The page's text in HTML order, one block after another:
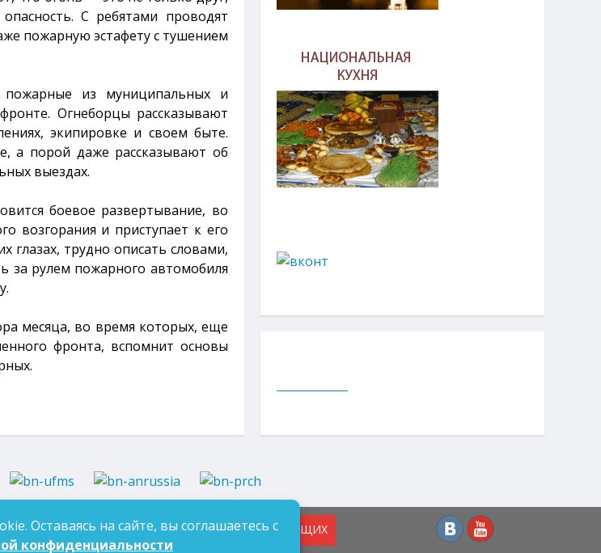
С ребятами проводят
пожарную эстафету с тушением
из муниципальных и
Огнеборцы рассказывают
экипировке и своем быте.
а порой даже рассказывают об
выездах.
боевое развертывание, во
возгорания и приступает к его
глазах, трудно описать словами,
за рулем пожарного автомобиля
месяца, во время которых, еще
фронта, вспомнит основы
ДЛЯ СЛАБОВИДЯЩИХ
Оставаясь на сайте, вы соглашаетесь с
конфиденциальности